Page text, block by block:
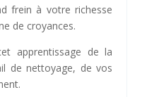
frein à votre richesse
de croyances.
apprentissage de la
de nettoyage, de vos